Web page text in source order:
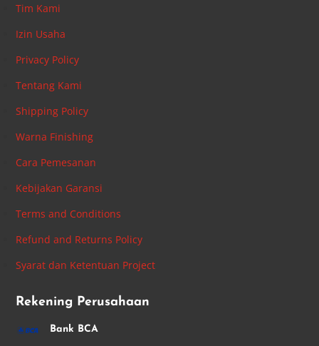
Tim Kami
Izin Usaha
Privacy Policy
Tentang Kami
Shipping Policy
Warna Finishing
Cara Pemesanan
Kebijakan Garansi
Terms and Conditions
Refund and Returns Policy
Syarat dan Ketentuan Project
Rekening Perusahaan
Bank BCA